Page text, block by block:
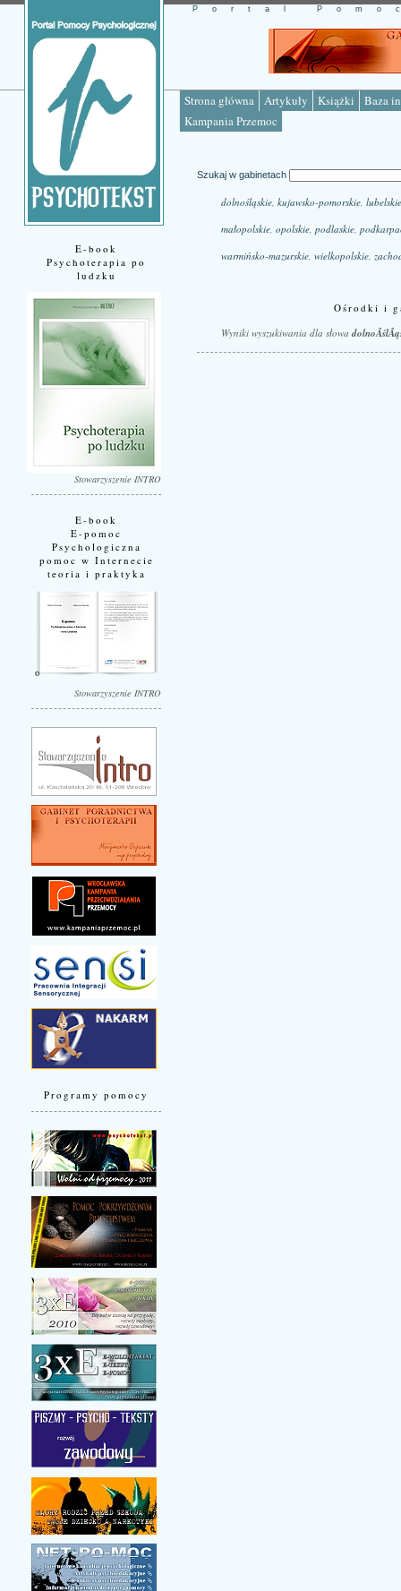
Strona główna Artykuły Książki
Baza
Kampania Przemoc
Portal
E-book
Psychoterapia po
ludzku
Stowarzyszenie INTRO
E-book
E-pomoc
Psychologiczna
pomoc w Internecie
teoria i praktyka
Stowarzyszenie INTRO
Programy pomocy
Szukaj w gabinetach
dolnośląskie, kujawsko-pomorskie, lubelskie
małopolskie, opolskie, podlaskie,
warmińsko-mazurskie, wielkopolskie,
Ośrodki i
Wyniki wyszukiwania dla słowa